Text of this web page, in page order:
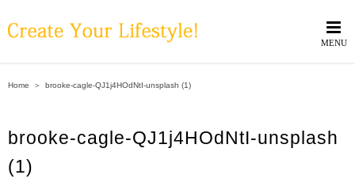
to
Home ＞ brooke-cagle-QJ1j4HOdNtI-unsplash (1)
brooke-cagle-QJ1j4HOdNtI-unsplash
(1)